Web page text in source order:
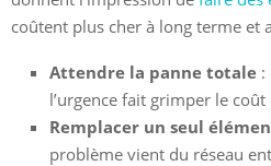
coûtent plus cher à long terme et
Attendre la panne totale :
l’urgence fait grimper le
Remplacer un seul
problème vient du réseau